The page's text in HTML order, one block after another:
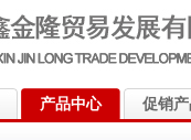
产品中心 促销